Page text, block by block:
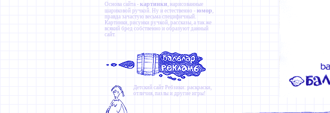
Основа сайта - картинки, нарисованные
шариковой ручкой. Ну и естественно - юмор,
правда зачастую весьма специфичный.
Картинки, рисунки ручкой, рассказы, а так же
всякий бред собственно и образуют данный
сайт.
Детский сайт Ребзики: раскраски,
отличия, пазлы и другие игры!